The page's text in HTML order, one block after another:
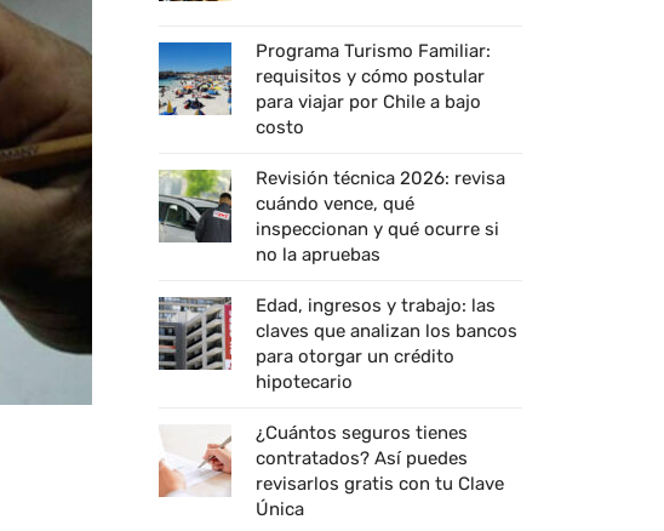
Programa Turismo Familiar:
requisitos y cómo postular
para viajar por Chile a bajo
costo
Revisión técnica 2026: revisa
cuándo vence, qué
inspeccionan y qué ocurre si
no la apruebas
Edad, ingresos y trabajo: las
claves que analizan los bancos
para otorgar un crédito
hipotecario
¿Cuántos seguros tienes
contratados? Así puedes
revisarlos gratis con tu Clave
Única